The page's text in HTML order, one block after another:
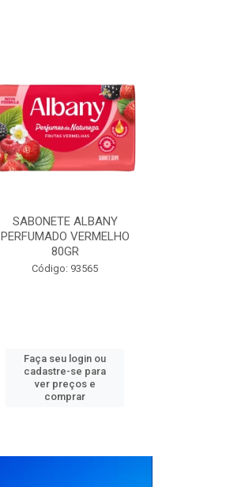
SABONETE ALBANY
PERFUMADO VERMELHO
80GR
Código: 93565
Faça seu login ou
cadastre-se para
ver preços e
comprar